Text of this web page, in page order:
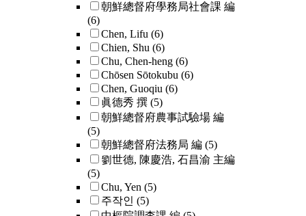
朝鮮總督府學務局社會課 編
(6)
Chen, Lifu (6)
Chien, Shu (6)
Chu, Chen-heng (6)
Chōsen Sōtokubu (6)
Chen, Guoqiu (6)
眞德秀 撰 (5)
朝鮮總督府農事試驗場 編
(5)
朝鮮總督府法務局 編 (5)
劉世德, 陳慶浩, 石昌渝 主編
(5)
Chu, Yen (5)
주작인 (5)